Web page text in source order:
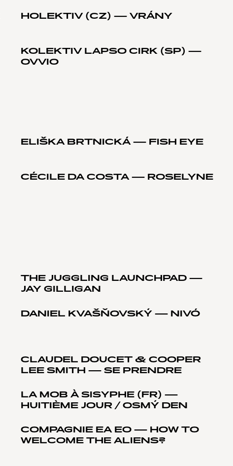
HOLEKTIV (CZ) — VRÁNY
KOLEKTIV LAPSO CIRK (SP) —
OVVIO
ELIŠKA BRTNICKÁ — FISH EYE
CÉCILE DA COSTA — ROSELYNE
THE JUGGLING LAUNCHPAD —
JAY GILLIGAN
DANIEL KVAŠŇOVSKÝ — NIVÓ
CLAUDEL DOUCET & COOPER
LEE SMITH — SE PRENDRE
LA MOB À SISYPHE (FR) —
HUITIÈME JOUR / OSMÝ DEN
COMPAGNIE EA EO — HOW TO
WELCOME THE ALIENS?